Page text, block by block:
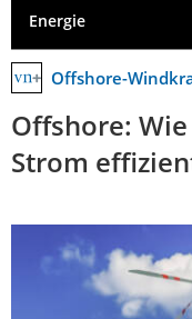
Energie
Offshore-
Offshore:
Strom